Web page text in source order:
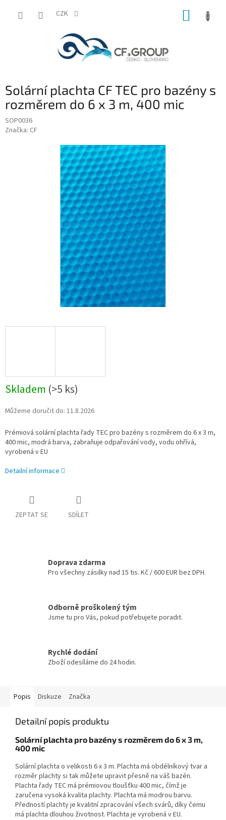
CZK
Solární plachta CF TEC pro bazény s
rozměrem do 6 x 3 m, 400 mic
SOP0036
Značka: CF
Skladem (>5 ks)
Můžeme doručit do: 11.8.2026
Prémiová solární plachta řady TEC pro bazény s rozměrem do 6 x 3 m,
400 mic, modrá barva, zabraňuje odpařování vody, vodu ohřívá,
vyrobená v EU
Detailní informace
ZEPTAT SE SDÍLET
Doprava zdarma
Pro všechny zásilky nad 15 tis. Kč / 600 EUR bez DPH.
Odborně proškolený tým
Jsme tu pro Vás, pokud potřebujete poradit.
Rychlé dodání
Zboží odesíláme do 24 hodin.
Popis Diskuze Značka
Detailní popis produktu
Solární plachta pro bazény s rozměrem do 6 x 3 m,
400 mic
Solární plachta o velikosti 6 x 3 m. Plachta má obdélníkový tvar a
rozměr plachty si tak můžete upravit přesně na váš bazén.
Plachta řady TEC má prémiovou tloušťku 400 mic, čímž je
zaručena vysoká kvalita plachty. Plachta má modrou barvu.
Předností plachty je kvalitní zpracování všech svárů, díky čemu
má plachta dlouhou životnost. Plachta je vyrobená v EU.